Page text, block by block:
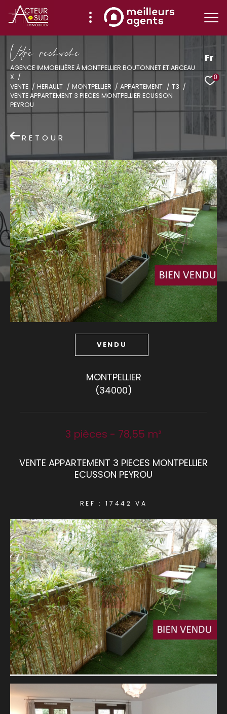
Fr
0
Vore recece
AGENCE IMMOBILIÈRE À MONTPELLIER BOUTONNET ET ARCEAU
X
VENTE
HERAULT MONTPELLIER APPARTEMENT
T3
VENTE APPARTEMENT 3 PIECES MONTPELLIER ECUSSON
PEYROU
RETOUR
VENDU
MONTPELLIER
(34000)
3 pièces - 78,55 m²
VENTE APPARTEMENT 3 PIECES MONTPELLIER
ECUSSON PEYROU
REF : 17442 VA
Effectuer une recherche
et trouver le bien qui correspond à vos
critères
Type
Type
de
bien
Type de bien
Ville
Budget
Budget
Surface
Surface
Pièces
Pièces
AFFINER LES CRITÈRES
NOUVEAUTÉS
RECHERCHER